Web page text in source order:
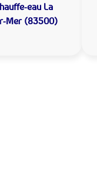
eau La
Mer (83500)